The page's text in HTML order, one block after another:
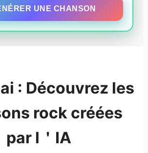
UNE CHANSON
: Découvrez les
rock créées
par l＇IA